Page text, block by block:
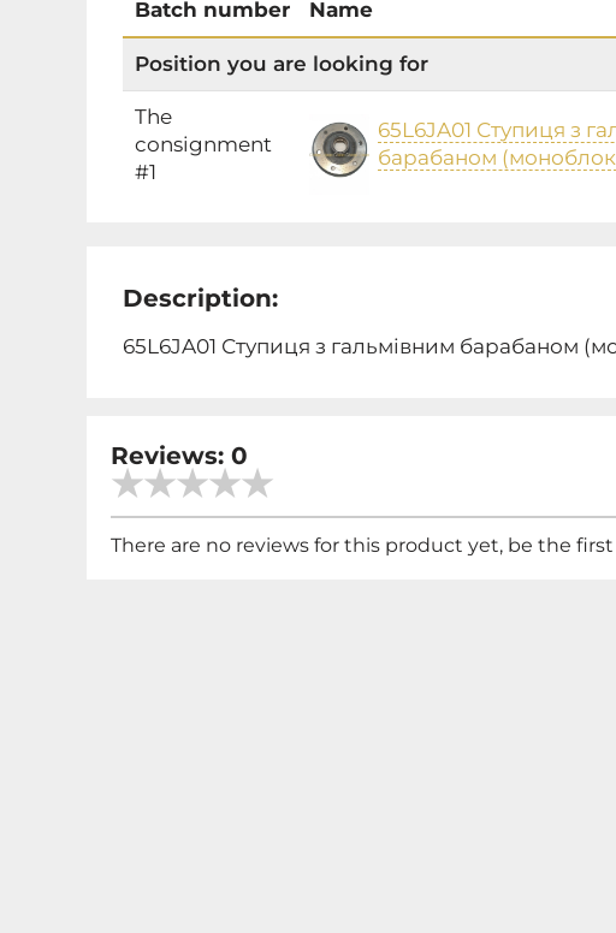
Batch number Name
Position you are looking for
The
consignment
#1
65L6JA01 Ступиця з
барабаном
Description:
65L6JA01 Ступиця з гальмівним барабаном
Reviews: 0
There are no reviews for this product yet, be the